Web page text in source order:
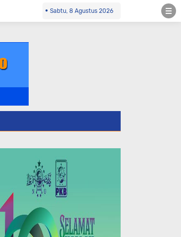
Sabtu, 8 Agustus 2026